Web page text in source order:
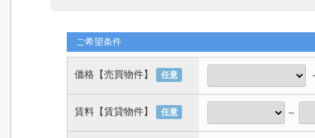
ご希望条件
価格【売買物件】 任意
賃料【賃貸物件】 任意 ～